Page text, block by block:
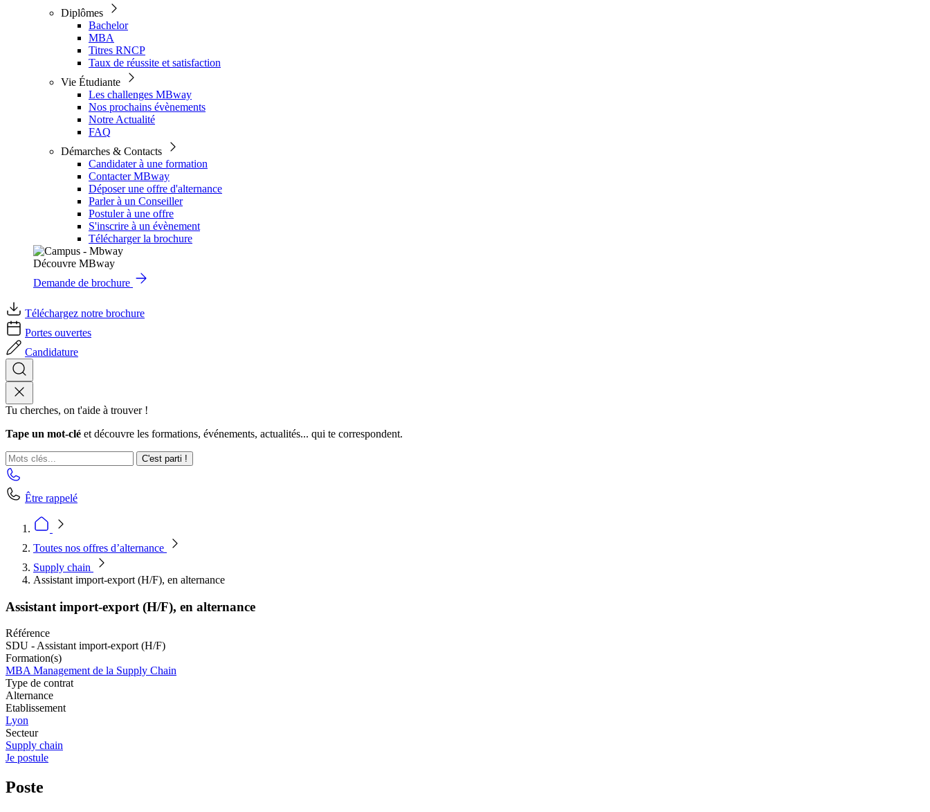
Diplômes
Bachelor
MBA
Titres RNCP
Taux de réussite et satisfaction
Vie Étudiante
Les challenges MBway
Nos prochains évènements
Notre Actualité
FAQ
Démarches & Contacts
Candidater à une formation
Contacter MBway
Déposer une offre d'alternance
Parler à un Conseiller
Postuler à une offre
S'inscrire à un évènement
Télécharger la brochure
Découvre MBway
Demande de brochure
Téléchargez notre brochure
Portes ouvertes
Candidature
Tu cherches, on t'aide à trouver !
Tape un mot-clé et découvre les formations, événements, actualités... qui te correspondent.
C'est parti !
Être rappelé
Toutes nos offres d’alternance
Supply chain
Assistant import-export (H/F), en alternance
Assistant import-export (H/F), en alternance
Référence
SDU - Assistant import-export (H/F)
Formation(s)
MBA Management de la Supply Chain
Type de contrat
Alternance
Etablissement
Lyon
Secteur
Supply chain
Je postule
Poste